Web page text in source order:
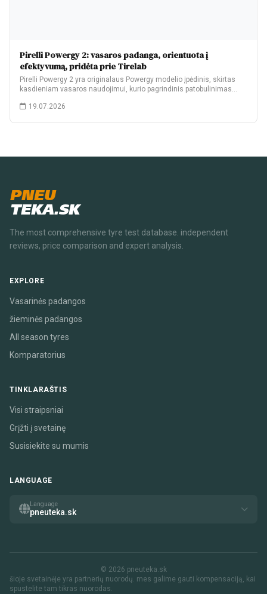
Pirelli Powergy 2: vasaros padanga, orientuota į
efektyvumą, pridėta prie Tirelab
Pirelli Powergy 2 yra originalaus Powergy modelio įpėdinis, skirtas
kasdieniam vasaros naudojimui, kurio pagrindinis patobulinimas…
19.07.2026
PNEU
TEKA.SK
The most comprehensive tyre test database. independent
reviews, price comparison and expert analysis.
EXPLORE
Vasarinės padangos
žieminės padangos
All season tyres
Komparatorius
TINKLARAŠTIS
Visi straipsniai
Grįžti į svetainę
Susisiekite su mumis
LANGUAGE
Language
pneuteka.sk
© 2026 pneuteka.sk
šioje svetainėje yra partnerių nuorodų. mes galime gauti kompensaciją, kai
spustelite tam tikras nuorodas.